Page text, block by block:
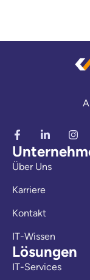
Über Uns
Karriere
Kontakt
IT-Wissen
Lösungen
IT-Services